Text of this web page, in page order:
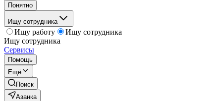
Понятно
Ищу сотрудника
Ищу работу
Ищу сотрудника
Ищу сотрудника
Сервисы
Помощь
Ещё
Поиск
Азанка